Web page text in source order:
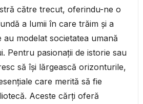
către trecut, oferindu-ne o
a lumii în care trăim și a
modelat societatea umană
Pentru pasionații de istorie sau
să își lărgească orizonturile,
care merită să fie
Aceste cărți oferă